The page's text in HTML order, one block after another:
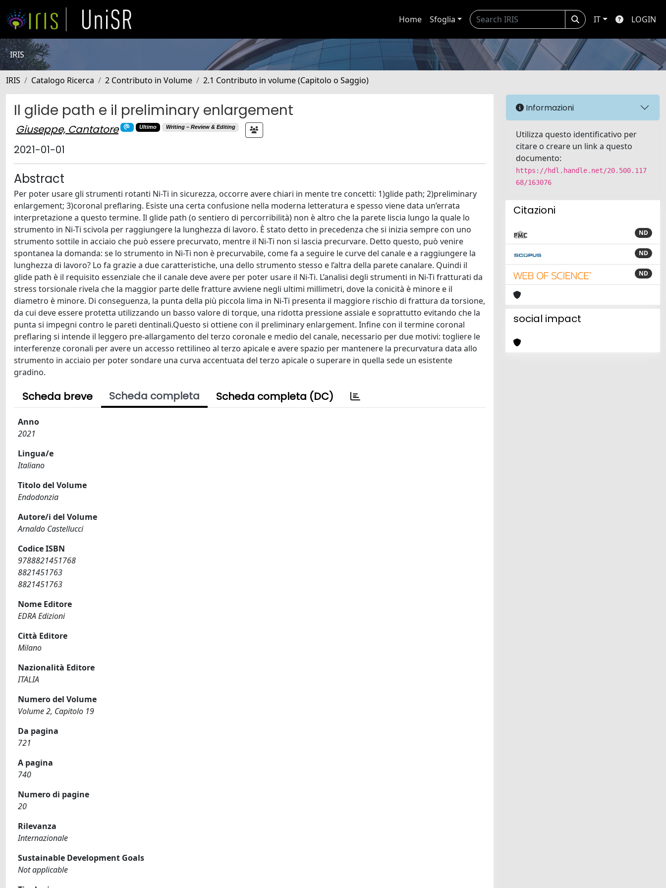
Home Sfoglia IT LOGIN
IRIS
IRIS Catalogo Ricerca 2 Contributo in Volume 2.1 Contributo in volume (Capitolo o Saggio)
Il glide path e il preliminary enlargement
Giuseppe, Cantatore Ultimo Writing – Review & Editing
2021-01-01
Abstract
Per poter usare gli strumenti rotanti Ni-Ti in sicurezza, occorre avere chiari in mente tre concetti: 1)glide path; 2)preliminary
enlargement; 3)coronal preflaring. Esiste una certa confusione nella moderna letteratura e spesso viene data un’errata
interpretazione a questo termine. Il glide path (o sentiero di percorribilità) non è altro che la parete liscia lungo la quale lo
strumento in Ni-Ti scivola per raggiungere la lunghezza di lavoro. È stato detto in precedenza che si inizia sempre con uno
strumento sottile in acciaio che può essere precurvato, mentre il Ni-Ti non si lascia precurvare. Detto questo, può venire
spontanea la domanda: se lo strumento in Ni-Ti non è precurvabile, come fa a seguire le curve del canale e a raggiungere la
lunghezza di lavoro? Lo fa grazie a due caratteristiche, una dello strumento stesso e l’altra della parete canalare. Quindi il
glide path è il requisito essenziale che il canale deve avere per poter usare il Ni-Ti. L’analisi degli strumenti in Ni-Ti fratturati da
stress torsionale rivela che la maggior parte delle fratture avviene negli ultimi millimetri, dove la conicità è minore e il
diametro è minore. Di conseguenza, la punta della più piccola lima in Ni-Ti presenta il maggiore rischio di frattura da torsione,
da cui deve essere protetta utilizzando un basso valore di torque, una ridotta pressione assiale e soprattutto evitando che la
punta si impegni contro le pareti dentinali.Questo si ottiene con il preliminary enlargement. Infine con il termine coronal
preflaring si intende il leggero pre-allargamento del terzo coronale e medio del canale, necessario per due motivi: togliere le
interferenze coronali per avere un accesso rettilineo al terzo apicale e avere spazio per mantenere la precurvatura data allo
strumento in acciaio per poter sondare una curva accentuata del terzo apicale o superare in quella sede un esistente
gradino.
Scheda breve Scheda completa Scheda completa (DC)
Anno
2021
Lingua/e
Italiano
Titolo del Volume
Endodonzia
Autore/i del Volume
Arnaldo Castellucci
Codice ISBN
9788821451768
8821451763
8821451763
Nome Editore
EDRA Edizioni
Città Editore
Milano
Nazionalità Editore
ITALIA
Numero del Volume
Volume 2, Capitolo 19
Da pagina
721
A pagina
740
Numero di pagine
20
Rilevanza
Internazionale
Sustainable Development Goals
Not applicable
Informazioni
Utilizza questo identificativo per
citare o creare un link a questo
documento:
https://hdl.handle.net/20.500.117
68/163076
Citazioni
ND
ND
ND
social impact